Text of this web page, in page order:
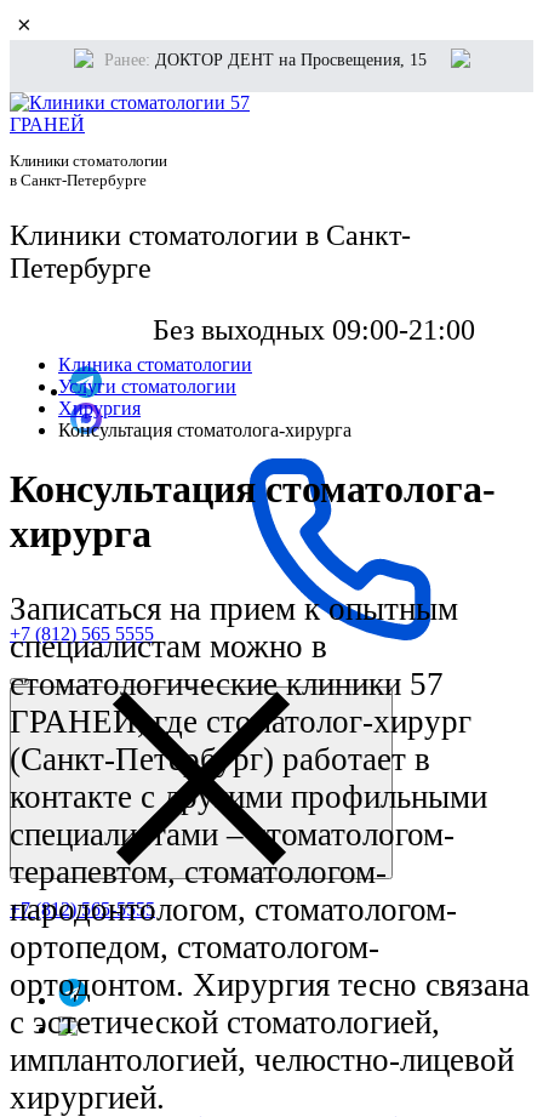
×
Ранее: ДОКТОР ДЕНТ на Просвещения, 15
Клиники стоматологии
в Санкт-Петербурге
Клиники стоматологии в Санкт-
Петербурге
Без выходных 09:00-21:00
+7 (812) 565 5555
+7 (812) 565-5555
Клиника стоматологии
Услуги стоматологии
Хирургия
Консультация стоматолога-хирурга
Консультация стоматолога-
хирурга
Записаться на прием к опытным
специалистам можно в
стоматологические клиники 57
ГРАНЕЙ, где стоматолог-хирург
(Санкт-Петербург) работает в
контакте с другими профильными
специалистами – стоматологом-
терапевтом, стоматологом-
пародонтологом, стоматологом-
ортопедом, стоматологом-
ортодонтом. Хирургия тесно связана
с эстетической стоматологией,
имплантологией, челюстно-лицевой
хирургией.